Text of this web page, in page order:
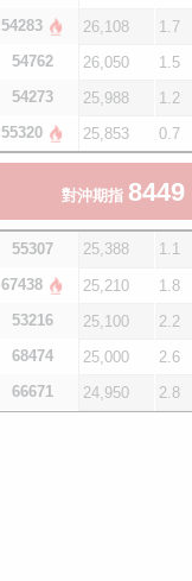
54283 26,108 1.7
54762 26,050 1.5
54273 25,988 1.2
55320 25,853 0.7
對沖期指 8449
55307 25,388 1.1
67438 25,210 1.8
53216 25,100 2.2
68474 25,000 2.6
66671 24,950 2.8